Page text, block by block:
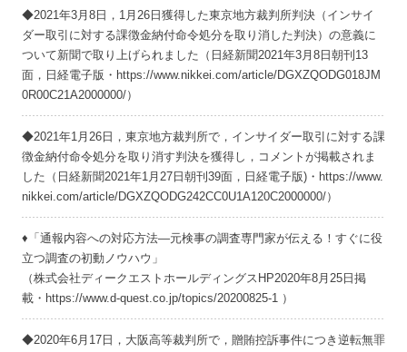
◆2021年3月8日，1月26日獲得した東京地方裁判所判決（インサイ
ダー取引に対する課徴金納付命令処分を取り消した判決）の意義に
ついて新聞で取り上げられました（日経新聞2021年3月8日朝刊13
面，日経電子版・https://www.nikkei.com/article/DGXZQODG018JM
0R00C21A2000000/）
◆2021年1月26日，東京地方裁判所で，インサイダー取引に対する課
徴金納付命令処分を取り消す判決を獲得し，コメントが掲載されま
した（日経新聞2021年1月27日朝刊39面，日経電子版)・https://www.
nikkei.com/article/DGXZQODG242CC0U1A120C2000000/）
♦「通報内容への対応方法―元検事の調査専門家が伝える！すぐに役
立つ調査の初動ノウハウ」
（株式会社ディークエストホールディングスHP2020年8月25日掲
載・https://www.d-quest.co.jp/topics/20200825-1 ）
◆2020年6月17日，大阪高等裁判所で，贈賄控訴事件につき逆転無罪